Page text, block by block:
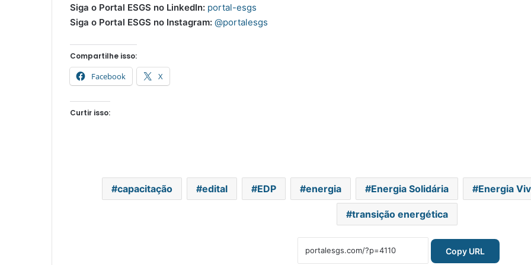
Siga o Portal ESGS no LinkedIn: portal-esgs
Siga o Portal ESGS no Instagram: @portalesgs
Compartilhe isso:
Facebook X
Curtir isso:
capacitação edital EDP energia Energia Solidária Energia
transição energética
Copy URL